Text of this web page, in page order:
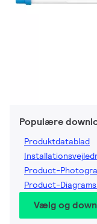
Populære
Produktdatablad
Product-
Product-
Vælg og